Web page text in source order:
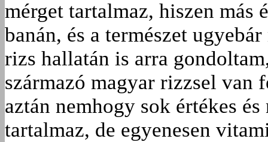
mérget tartalmaz, hiszen
banán, és a természet
rizs hallatán is arra
származó magyar rizzsel
aztán nemhogy sok értékes
tartalmaz, de egyenesen